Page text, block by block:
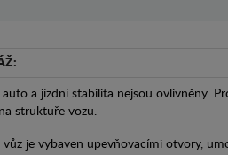
auto a jízdní stabilita nejsou ovlivněny.
struktuře vozu.
vůz je vybaven upevňovacími otvory,